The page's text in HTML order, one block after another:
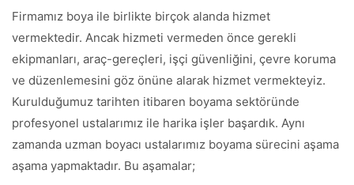
Firmamız boya ile birlikte birçok alanda hizmet
vermektedir. Ancak hizmeti vermeden önce gerekli
ekipmanları, araç-gereçleri, işçi güvenliğini, çevre koruma
ve düzenlemesini göz önüne alarak hizmet vermekteyiz.
Kurulduğumuz tarihten itibaren boyama sektöründe
profesyonel ustalarımız ile harika işler başardık. Aynı
zamanda uzman boyacı ustalarımız boyama sürecini aşama
aşama yapmaktadır. Bu aşamalar;